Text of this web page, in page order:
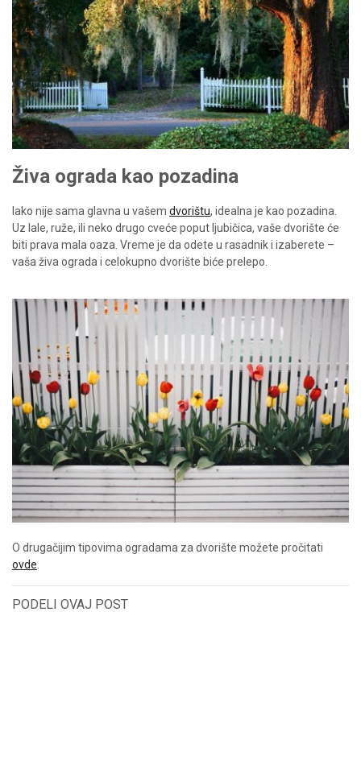
Živa ograda kao pozadina
Iako nije sama glavna u vašem dvorištu, idealna je kao pozadina.
Uz lale, ruže, ili neko drugo cveće poput ljubičica, vaše dvorište će
biti prava mala oaza. Vreme je da odete u rasadnik i izaberete –
vaša živa ograda i celokupno dvorište biće prelepo.
O drugačijim tipovima ogradama za dvorište možete pročitati
ovde.
PODELI OVAJ POST